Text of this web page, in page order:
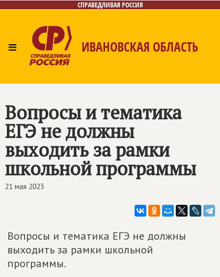
СПРАВЕДЛИВАЯ РОССИЯ
≡ ИВАНОВСКАЯ ОБЛАСТЬ
Вопросы и тематика
ЕГЭ не должны
выходить за рамки
школьной программы
21 мая 2023
Вопросы и тематика ЕГЭ не должны
выходить за рамки школьной
программы.